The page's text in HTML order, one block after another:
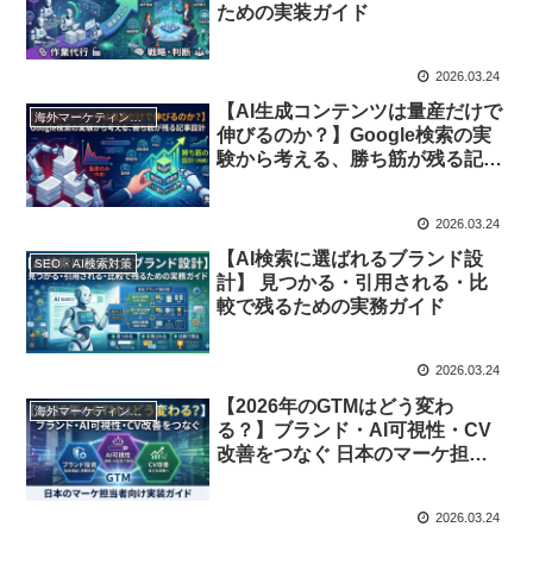
ための実装ガイド
2026.03.24
海外マーケティング動向
【AI生成コンテンツは量産だけで
伸びるのか？】Google検索の実
験から考える、勝ち筋が残る記事
2026.03.24
SEO・AI検索対策
【AI検索に選ばれるブランド設
計】 見つかる・引用される・比
較で残るための実務ガイド
2026.03.24
海外マーケティング動向
【2026年のGTMはどう変わ
る？】ブランド・AI可視性・CV
改善をつなぐ 日本のマーケ担当
2026.03.24